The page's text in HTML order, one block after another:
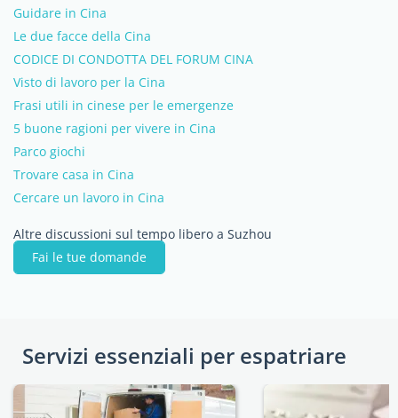
Guidare in Cina
Le due facce della Cina
CODICE DI CONDOTTA DEL FORUM CINA
Visto di lavoro per la Cina
Frasi utili in cinese per le emergenze
5 buone ragioni per vivere in Cina
Parco giochi
Trovare casa in Cina
Cercare un lavoro in Cina
Altre discussioni sul tempo libero a Suzhou
Fai le tue domande
Servizi essenziali per espatriare